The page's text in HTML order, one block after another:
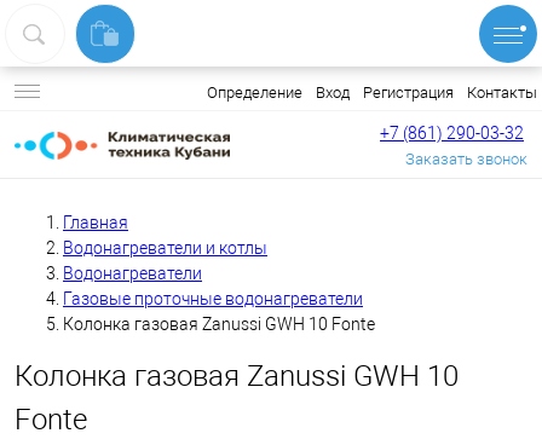
Определение Вход Регистрация Контакты
+7 (861) 290-03-32
Заказать звонок
Главная
Водонагреватели и котлы
Водонагреватели
Газовые проточные водонагреватели
Колонка газовая Zanussi GWH 10 Fonte
Колонка газовая Zanussi GWH 10
Fonte